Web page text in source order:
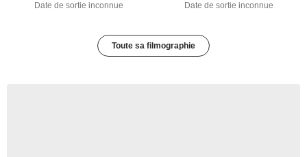
Date de sortie inconnue Date de sortie inconnue
Toute sa filmographie